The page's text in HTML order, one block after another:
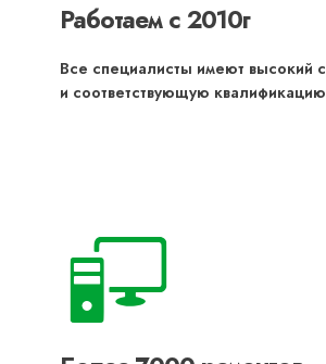
Работаем с 2010г
Все специалисты имеют высокий
и соответствующую квалификацию